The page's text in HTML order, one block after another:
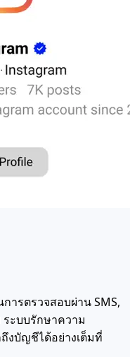
ารตรวจสอบผ่าน SMS,
ะบบรักษาความ
งบัญชีได้อย่างเต็มที่